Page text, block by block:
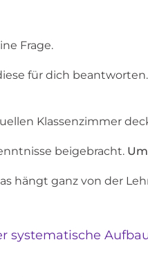
Frage.
für dich beantworten.
Klassenzimmer
beigebracht.
hängt ganz von der
systematische